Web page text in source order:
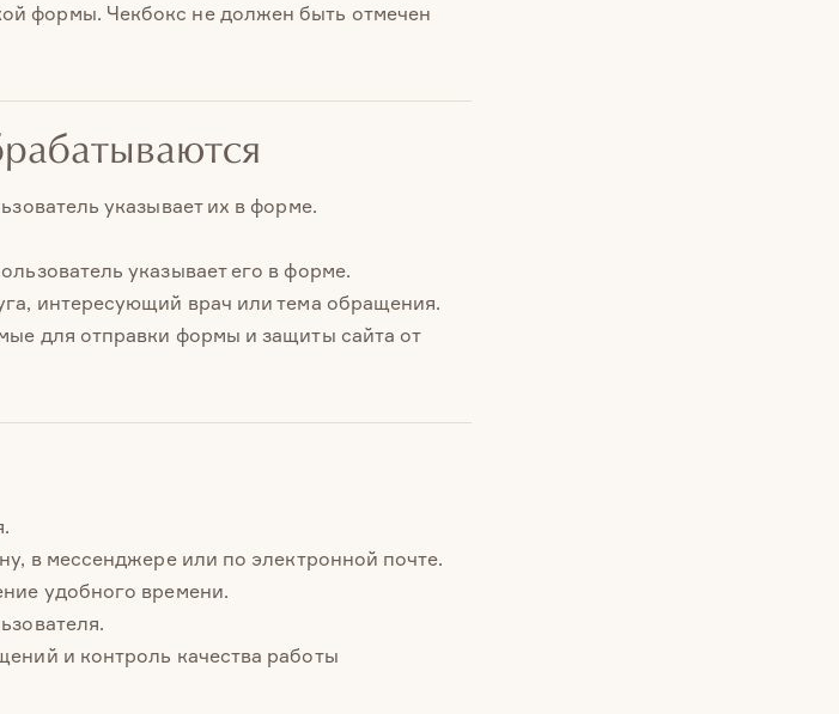
формы. Чекбокс не должен быть отмечен
указывает их в форме.
указывает его в форме.
интересующий врач или тема обращения.
для отправки формы и защиты сайта от
в мессенджере или по электронной почте.
удобного времени.
и контроль качества работы